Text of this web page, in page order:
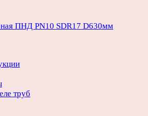
ПНД PN10 SDR17 D630мм
труб